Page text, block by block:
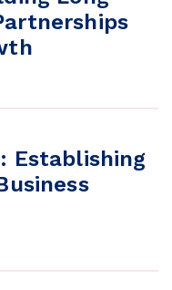
Establishing